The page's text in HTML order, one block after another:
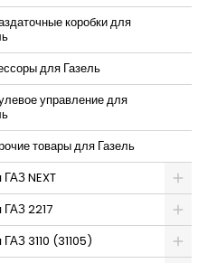
коробки для
для Газель
управление для
товары для Газель
ГАЗ NEXT
ГАЗ 2217
3110 (31105)